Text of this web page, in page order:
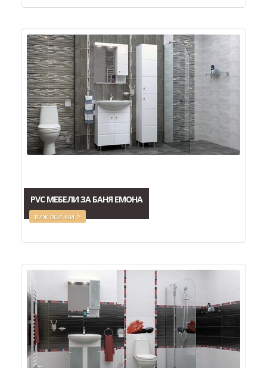
PVC МЕБЕЛИ ЗА БАНЯ ЕМОНА
виж всички >